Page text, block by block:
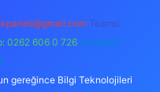
Teams:
0262 606 0 726 Telegram:
gereğince Bilgi Teknolojileri